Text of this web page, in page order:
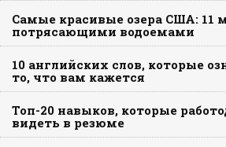
Самые красивые озера США: 11
потрясающими водоемами
10 английских слов, которые
то, что вам кажется
Топ-20 навыков, которые
видеть в резюме